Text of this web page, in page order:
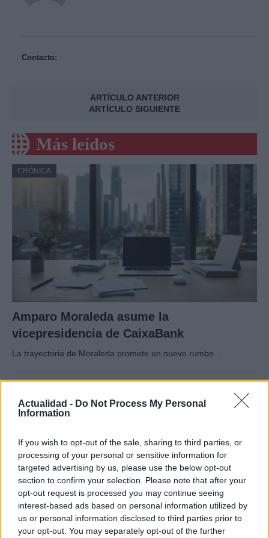
Actualidad - Do Not Process My Personal
Information
If you wish to opt-out of the sale, sharing to third parties, or
processing of your personal or sensitive information for
targeted advertising by us, please use the below opt-out
section to confirm your selection. Please note that after your
opt-out request is processed you may continue seeing
interest-based ads based on personal information utilized by
us or personal information disclosed to third parties prior to
your opt-out. You may separately opt-out of the further
Contacto:
ARTÍCULO ANTERIOR
ARTÍCULO SIGUIENTE
Más leídos
CRÓNICA
Amparo Moraleda asume la
vicepresidencia de CaixaBank
La trayectoria de Moraleda promete un nuevo rumbo…